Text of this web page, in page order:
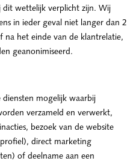
wettelijk verplicht zijn. Wij
in ieder geval niet langer dan 2
na het einde van de klantrelatie,
geanonimiseerd.
diensten mogelijk waarbij
verzameld en verwerkt,
bezoek van de website
direct marketing
of deelname aan een